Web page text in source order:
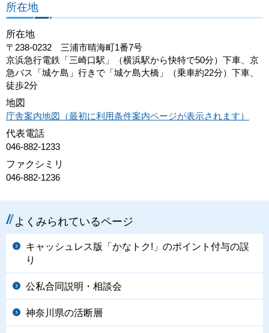
所在地
所在地
〒238-0232 三浦市晴海町1番7号
京浜急行電鉄「三崎口駅」（横浜駅から快特で50分）下車、京
急バス「城ケ島」行きで「城ケ島大橋」（乗車約22分）下車、
徒歩2分
地図
庁舎案内地図（最初に利用条件案内ページが表示されます）
代表電話
046-882-1233
ファクシミリ
046-882-1236
よくみられているページ
キャッシュレス版「かなトク!」のポイント付与の誤
り
公私合同説明・相談会
神奈川県の活断層